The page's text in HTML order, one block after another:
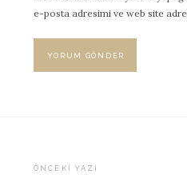
e-posta adresimi ve web site
ÖNCEKI YAZI